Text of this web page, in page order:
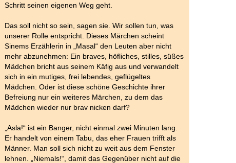
Schritt seinen eigenen Weg geht.
Das soll nicht so sein, sagen sie. Wir sollen tun, was
unserer Rolle entspricht. Dieses Märchen scheint
Sinems Erzählerin in „Masal“ den Leuten aber nicht
mehr abzunehmen: Ein braves, höfliches, stilles, süßes
Mädchen bricht aus seinem Käfig aus und verwandelt
sich in ein mutiges, frei lebendes, geflügeltes
Mädchen. Oder ist diese schöne Geschichte ihrer
Befreiung nur ein weiteres Märchen, zu dem das
Mädchen wieder nur brav nicken darf?
„Asla!“ ist ein Banger, nicht einmal zwei Minuten lang.
Er handelt von einem Tabu, das eher Frauen trifft als
Männer. Man soll sich nicht zu weit aus dem Fenster
lehnen. „Niemals!“, damit das Gegenüber nicht auf die